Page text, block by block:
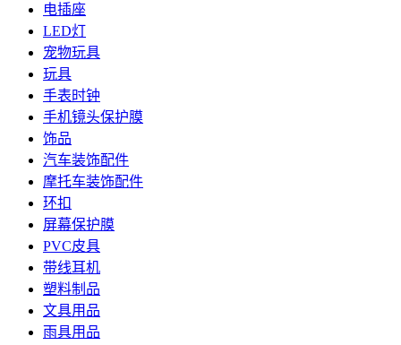
电插座
LED灯
宠物玩具
玩具
手表时钟
手机镜头保护膜
饰品
汽车装饰配件
摩托车装饰配件
环扣
屏幕保护膜
PVC皮具
带线耳机
塑料制品
文具用品
雨具用品